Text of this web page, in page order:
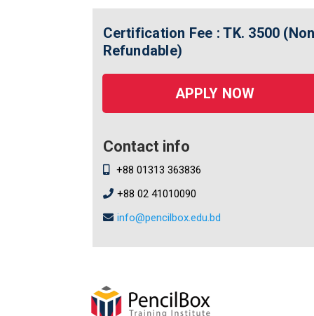
Certification Fee : TK. 3500
Refundable)
APPLY NOW
Contact info
+88 01313 363836
+88 02 41010090
info@pencilbox.edu.bd